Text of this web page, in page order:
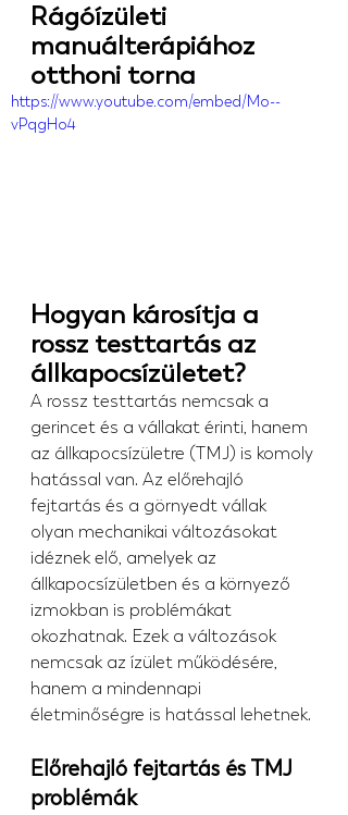
Rágóízületi
manuálterápiához
otthoni torna
https://www.youtube.com/embed/Mo--
vPqgHo4
Hogyan károsítja a
rossz testtartás az
állkapocsízületet?
A rossz testtartás nemcsak a
gerincet és a vállakat érinti, hanem
az állkapocsízületre (TMJ) is komoly
hatással van. Az előrehajló
fejtartás és a görnyedt vállak
olyan mechanikai változásokat
idéznek elő, amelyek az
állkapocsízületben és a környező
izmokban is problémákat
okozhatnak. Ezek a változások
nemcsak az ízület működésére,
hanem a mindennapi
életminőségre is hatással lehetnek.
Előrehajló fejtartás és TMJ
problémák